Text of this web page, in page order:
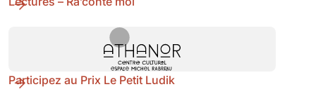
Participez au Prix Le Petit Ludik